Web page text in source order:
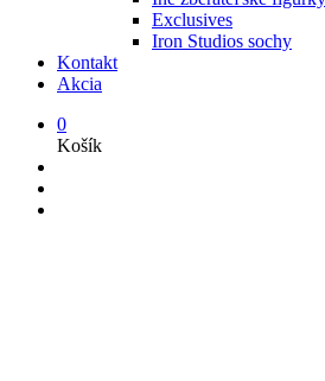
Exclusives
Iron Studios sochy
Kontakt
Akcia
0
Košík